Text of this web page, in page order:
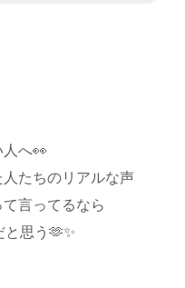
人へ👀
たちのリアルな声
て言ってるなら
と思う🫶✨